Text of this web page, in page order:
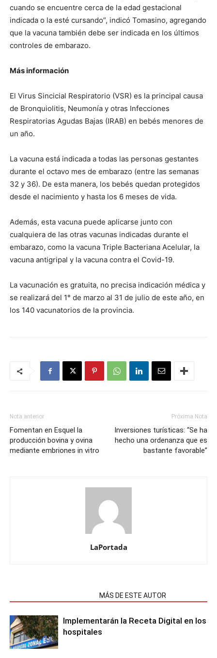
cuando se encuentre cerca de la edad gestacional
indicada o la esté cursando”, indicó Tomasino, agregando
que la vacuna también debe ser indicada en los últimos
controles de embarazo.
Más información
El Virus Sincicial Respiratorio (VSR) es la principal causa
de Bronquiolitis, Neumonía y otras Infecciones
Respiratorias Agudas Bajas (IRAB) en bebés menores de
un año.
La vacuna está indicada a todas las personas gestantes
durante el octavo mes de embarazo (entre las semanas
32 y 36). De esta manera, los bebés quedan protegidos
desde el nacimiento y hasta los 6 meses de vida.
Además, esta vacuna puede aplicarse junto con
cualquiera de las otras vacunas indicadas durante el
embarazo, como la vacuna Triple Bacteriana Acelular, la
vacuna antigripal y la vacuna contra el Covid-19.
La vacunación es gratuita, no precisa indicación médica y
se realizará del 1° de marzo al 31 de julio de este año, en
los 140 vacunatorios de la provincia.
Nota anterior
Fomentan en Esquel la
producción bovina y ovina
mediante embriones in vitro
Próxima Nota
Inversiones turísticas: “Se ha
hecho una ordenanza que es
bastante favorable”
LaPortada
MÁS DE ESTE AUTOR
Implementarán la Receta Digital en los
hospitales